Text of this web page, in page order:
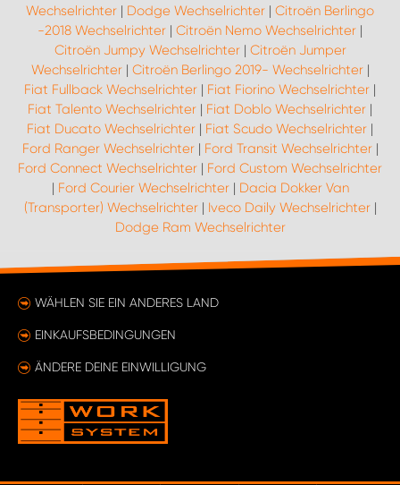
Wechselrichter | Dodge Wechselrichter | Citroën Berlingo
-2018 Wechselrichter | Citroën Nemo Wechselrichter |
Citroën Jumpy Wechselrichter| Citroën Jumper
Wechselrichter| Citroën Berlingo 2019- Wechselrichter|
Fiat Fullback Wechselrichter | Fiat Fiorino Wechselrichter |
Fiat Talento Wechselrichter | Fiat Doblo Wechselrichter |
Fiat Ducato Wechselrichter | Fiat Scudo Wechselrichter |
Ford Ranger Wechselrichter| Ford Transit Wechselrichter|
Ford Connect Wechselrichter | Ford Custom Wechselrichter
| Ford Courier Wechselrichter| Dacia Dokker Van
(Transporter) Wechselrichter| Iveco Daily Wechselrichter|
Dodge Ram Wechselrichter
WÄHLEN SIE EIN ANDERES LAND
EINKAUFSBEDINGUNGEN
ÄNDERE DEINE EINWILLIGUNG